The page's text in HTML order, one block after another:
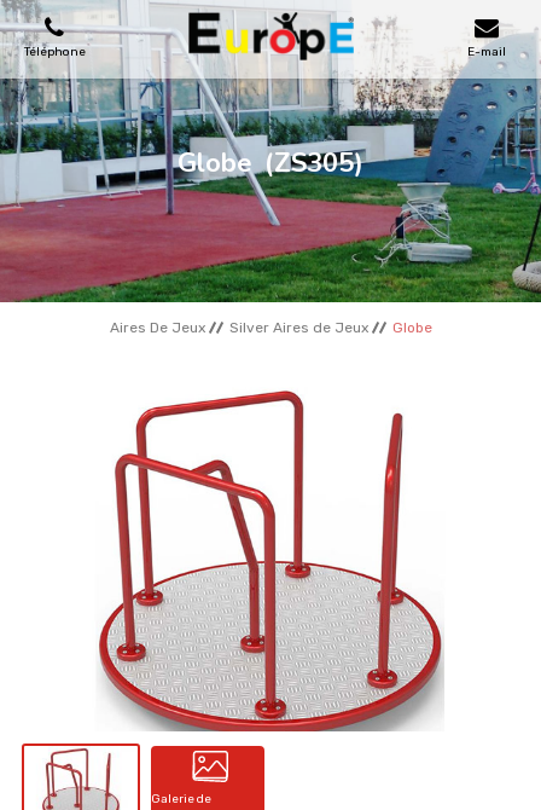
Téléphone E-mail
AIRES DE JEUX
MAISONS EN BOIS
MOBILIERS URBAINS
SKATEPARKS
TERRAINS DE SPORT
REFERENCES
Globe (ZS305)
Aires De Jeux Silver Aires de Jeux Globe
Galerie de